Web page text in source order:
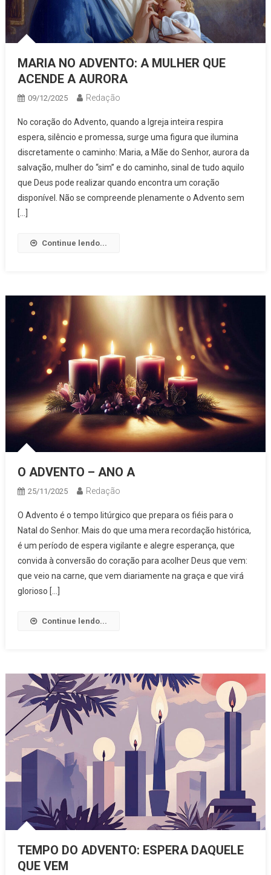
MARIA NO ADVENTO: A MULHER QUE
ACENDE A AURORA
09/12/2025 Redação
No coração do Advento, quando a Igreja inteira respira
espera, silêncio e promessa, surge uma figura que ilumina
discretamente o caminho: Maria, a Mãe do Senhor, aurora da
salvação, mulher do “sim” e do caminho, sinal de tudo aquilo
que Deus pode realizar quando encontra um coração
disponível. Não se compreende plenamente o Advento sem
[…]
Continue lendo...
O ADVENTO – ANO A
25/11/2025 Redação
O Advento é o tempo litúrgico que prepara os fiéis para o
Natal do Senhor. Mais do que uma mera recordação histórica,
é um período de espera vigilante e alegre esperança, que
convida à conversão do coração para acolher Deus que vem:
que veio na carne, que vem diariamente na graça e que virá
glorioso […]
Continue lendo...
TEMPO DO ADVENTO: ESPERA DAQUELE
QUE VEM